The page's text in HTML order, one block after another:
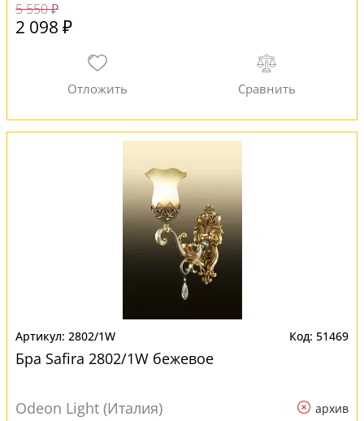
5 550 ₽
2 098 ₽
2802/1W 51469
Бра Safira 2802/1W бежевое
Odeon Light (Италия) архив